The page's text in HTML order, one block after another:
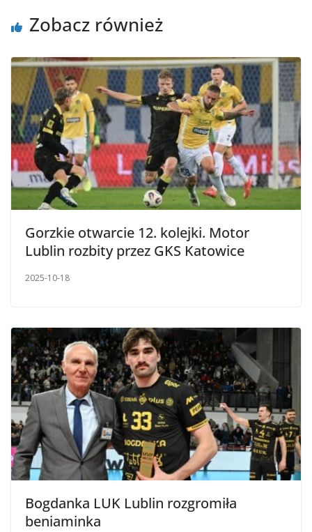
Zobacz również
Gorzkie otwarcie 12. kolejki. Motor
Lublin rozbity przez GKS Katowice
2025-10-18
Bogdanka LUK Lublin rozgromiła
beniaminka